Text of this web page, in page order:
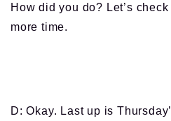
How did you do? Let’s
more time.
D: Okay. Last up is